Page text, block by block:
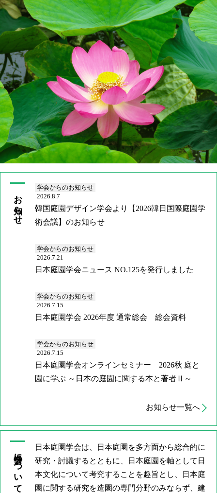
当学会について
お知らせ
研究大会
会報
会員手続き
お問い合わせ
JP
EN
お知らせ
学会からのお知らせ
2026.8.7
韓国庭園デザイン学会より【2026韓日国際庭園学
術会議】のお知らせ
学会からのお知らせ
2026.7.21
日本庭園学会ニュース NO.125を発行しました
学会からのお知らせ
2026.7.15
日本庭園学会 2026年度 通常総会 総会資料
学会からのお知らせ
2026.7.15
日本庭園学会オンラインセミナー 2026秋 庭と
園に学ぶ ～日本の庭園に関する本と著者Ⅱ～
お知らせ一覧へ
当学会について
日本庭園学会は、日本庭園を多方面から総合的に
研究・討議するとともに、日本庭園を軸として日
本文化について考究することを趣旨とし、日本庭
園に関する研究を造園の専門分野のみならず、建